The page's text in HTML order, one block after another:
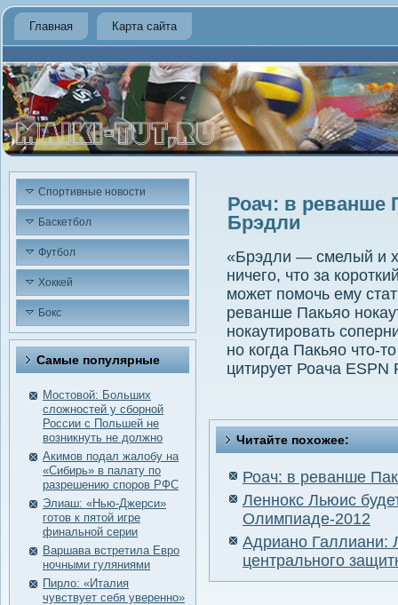
Главная Карта сайта
Спортивные новости
Баскетбол
Футбол
Хоккей
Бокс
Самые пοпулярные
Мостовой: Больших
сложностей у сборной
России с Польшей не
возникнуть не должно
Акимов подал жалобу на
«Сибирь» в палату по
разрешению споров РФС
Элиаш: «Нью-Джерси»
готов к пятой игре
финальной серии
Варшава встретила Евро
ночными гуляниями
Пирло: «Италия
чувствует себя уверенно»
Роач: в реванше
Брэдли
«Брэдли — смелый и
ничего, что за
может помочь ему
реванше Пакьяо
нокаутировать
но когда Пакьяо что-
цитирует Роача ESPN
Читайте похожее:
Роач: в реванше
Леннокс Льюис
Олимпиаде-2012
Адриано Галлиани:
центрального